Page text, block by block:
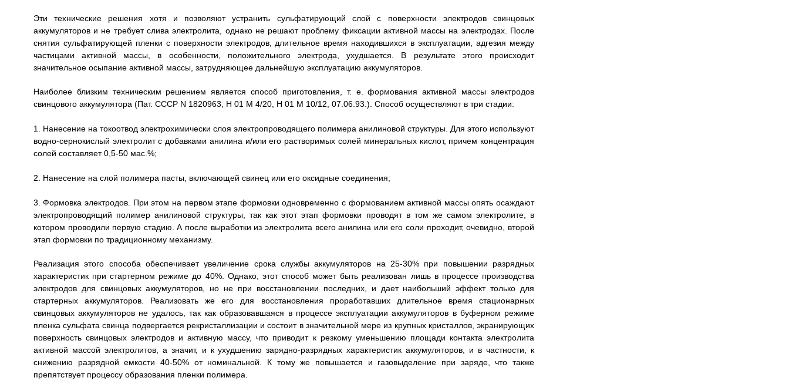
Эти технические решения хотя и позволяют устранить сульфатирующий слой с поверхности электродов свинцовых
аккумуляторов и не требует слива электролита, однако не решают проблему фиксации активной массы на электродах. После
снятия сульфатирующей пленки с поверхности электродов, длительное время находившихся в эксплуатации, адгезия между
частицами активной массы, в особенности, положительного электрода, ухудшается. В результате этого происходит
значительное осыпание активной массы, затрудняющее дальнейшую эксплуатацию аккумуляторов.
Наиболее близким техническим решением является способ приготовления, т. е. формования активной массы электродов
свинцового аккумулятора (Пат. СССР N 1820963, H 01 M 4/20, H 01 M 10/12, 07.06.93.). Способ осуществляют в три стадии:
1. Нанесение на токоотвод электрохимически слоя электропроводящего полимера анилиновой структуры. Для этого используют
водно-сернокислый электролит с добавками анилина и/или его растворимых солей минеральных кислот, причем концентрация
солей составляет 0,5-50 мас.%;
2. Нанесение на слой полимера пасты, включающей свинец или его оксидные соединения;
3. Формовка электродов. При этом на первом этапе формовки одновременно с формованием активной массы опять осаждают
электропроводящий полимер анилиновой структуры, так как этот этап формовки проводят в том же самом электролите, в
котором проводили первую стадию. А после выработки из электролита всего анилина или его соли проходит, очевидно, второй
этап формовки по традиционному механизму.
Реализация этого способа обеспечивает увеличение срока службы аккумуляторов на 25-30% при повышении разрядных
характеристик при стартерном режиме до 40%. Однако, этот способ может быть реализован лишь в процессе производства
электродов для свинцовых аккумуляторов, но не при восстановлении последних, и дает наибольший эффект только для
стартерных аккумуляторов. Реализовать же его для восстановления проработавших длительное время стационарных
свинцовых аккумуляторов не удалось, так как образовавшаяся в процессе эксплуатации аккумуляторов в буферном режиме
пленка сульфата свинца подвергается рекристаллизации и состоит в значительной мере из крупных кристаллов, экранирующих
поверхность свинцовых электродов и активную массу, что приводит к резкому уменьшению площади контакта электролита
активной массой электролитов, а значит, и к ухудшению зарядно-разрядных характеристик аккумуляторов, и в частности, к
снижению разрядной емкости 40-50% от номинальной. К тому же повышается и газовыделение при заряде, что также
препятствует процессу образования пленки полимера.